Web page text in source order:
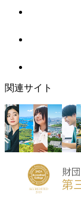
関連サイト